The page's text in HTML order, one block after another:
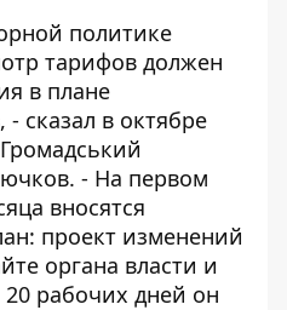
политике
тарифов должен
в плане
- сказал в октябре
. - На первом
вносятся
проект изменений
органа власти и
рабочих дней он